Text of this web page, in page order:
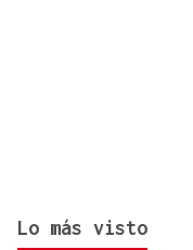
Lo más visto